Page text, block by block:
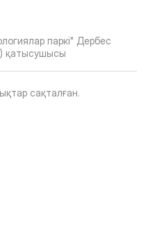
паркі" Дербес
қатысушысы
сақталған.